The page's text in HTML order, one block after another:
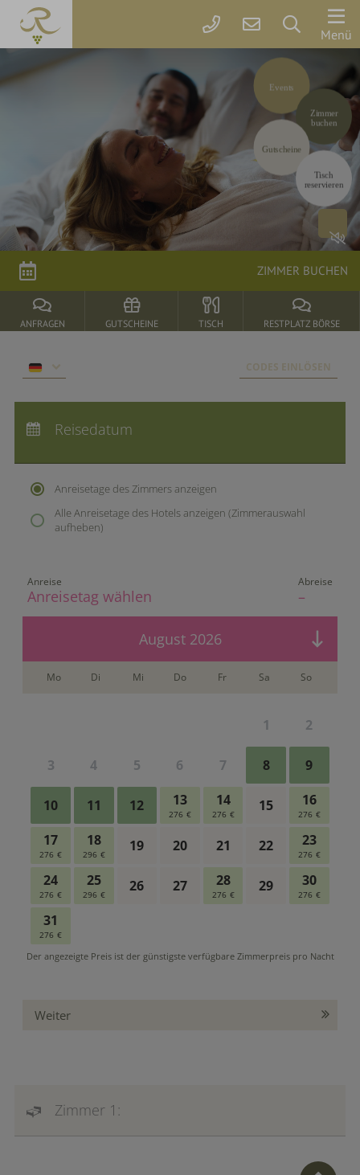
Menü
Events
Zimmer
buchen
Gutscheine
Tisch
reservieren
ZIMMER BUCHEN
ANFRAGEN GUTSCHEINE TISCH RESTPLATZ BÖRSE
Der
Rebstock
buchen
Arrangements
Gutscheine
Wohlfühlleistungen
Restplatzbörse
Arrangements
parkSPA
Genuss
Feiern
Durbach
&
CODES EINLÖSEN
Hier können Sie Ihre Aktionscodes
oder Gutscheine einlösen.
Aktuell akzeptieren wir folgende
Bonuscode
Abreise:keine Auswahl
Reisedatum
Anreisetage des Zimmers anzeigen
Alle Anreisetage des Hotels anzeigen (Zimmerauswahl
aufheben)
Weiter
Zimmer 1: